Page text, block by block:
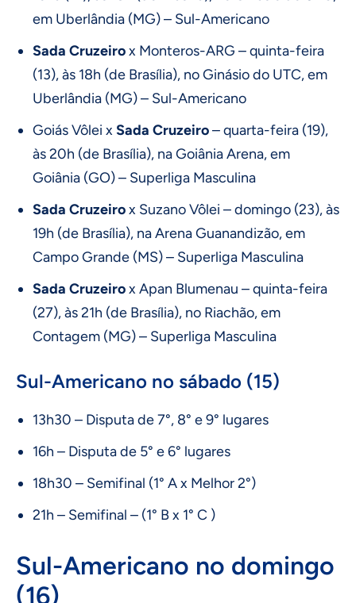
em Uberlândia (MG) – Sul-Americano
Sada Cruzeirox Monteros-ARG – quinta-feira
(13), às 18h (de Brasília), no Ginásio do UTC, em
Uberlândia (MG) – Sul-Americano
Goiás Vôlei xSada Cruzeiro– quarta-feira (19),
às 20h (de Brasília), na Goiânia Arena, em
Goiânia (GO) – Superliga Masculina
Sada Cruzeirox Suzano Vôlei – domingo (23), às
19h (de Brasília), na Arena Guanandizão, em
Campo Grande (MS) – Superliga Masculina
Sada Cruzeirox Apan Blumenau – quinta-feira
(27), às 21h (de Brasília), no Riachão, em
Contagem (MG) – Superliga Masculina
Sul-Americano no sábado (15)
13h30 – Disputa de 7°, 8° e 9° lugares
16h – Disputa de 5° e 6° lugares
18h30 – Semifinal (1° A x Melhor 2°)
21h – Semifinal – (1° B x 1° C )
Sul-Americano no domingo
(16)